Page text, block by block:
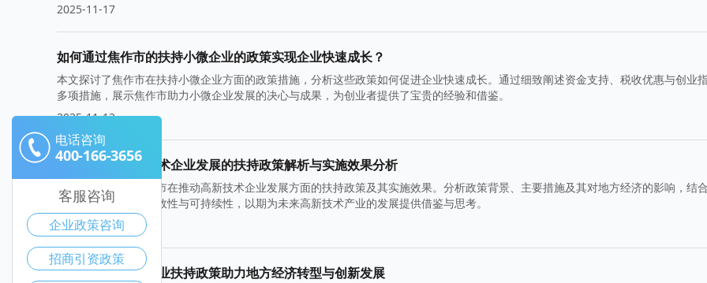
2025-11-17
如何通过焦作市的扶持小微企业的政策实现企业快速成长？
本文探讨了焦作市在扶持小微企业方面的政策措施，分析这些政策如何促进企业快速成长。通过细致阐述资金支持、税收优惠与创业
多项措施，展示焦作市助力小微企业发展的决心与成果，为创业者提供了宝贵的经验和借鉴。
2025-11-12
焦作市推动高新技术企业发展的扶持政策解析与实施效果分析
本文将深入探讨焦作市在推动高新技术企业发展方面的扶持政策及其实施效果。分析政策背景、主要措施及其对地方经济的影响，结
案例，评估政策的有效性与可持续性，以期为未来高新技术产业的发展提供借鉴与思考。
2025-11-10
焦作市高新技术企业扶持政策助力地方经济转型与创新发展
电话咨询
400-166-3656
客服咨询
企业政策咨询
招商引资政策